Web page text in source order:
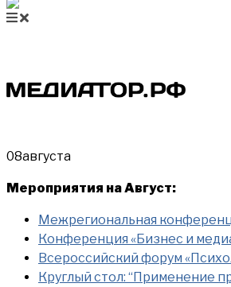
08августа
Мероприятия на Август:
Межрегиональная
Конференция «Бизнес и
Всероссийский форум
Круглый стол: “Применение